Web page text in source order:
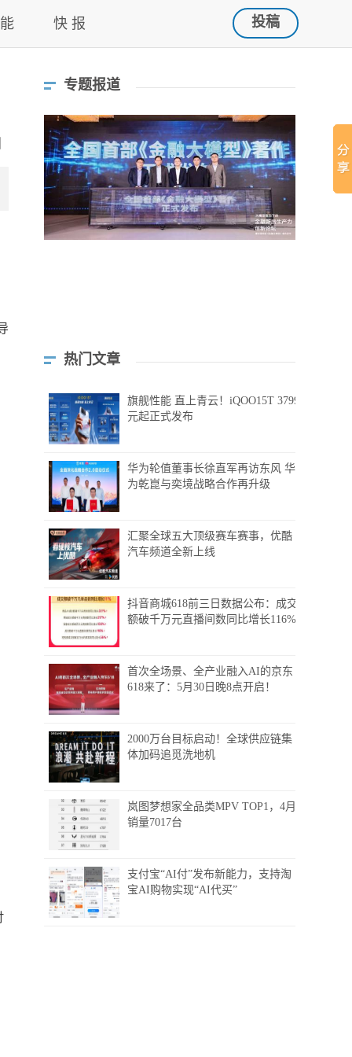
快 报 投稿
专题报道
热门文章
旗舰性能 直上青云！iQOO15T 3799
元起正式发布
华为轮值董事长徐直军再访东风 华
为乾崑与奕境战略合作再升级
汇聚全球五大顶级赛车赛事，优酷
汽车频道全新上线
抖音商城618前三日数据公布：成交
额破千万元直播间数同比增长116%
首次全场景、全产业融入AI的京东
618来了：5月30日晚8点开启！
2000万台目标启动！全球供应链集
体加码追觅洗地机
岚图梦想家全品类MPV TOP1，4月
销量7017台
支付宝“AI付”发布新能力，支持淘
宝AI购物实现“AI代买”